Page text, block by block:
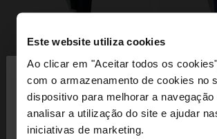
Este website utiliza cookies
Ao clicar em "Aceitar todos os
com o armazenamento de cookies no
dispositivo para melhorar a navegação
analisar a utilização do site e ajudar
iniciativas de marketing.
Está a aceder ao site a partir de
navegar no nosso site United States?